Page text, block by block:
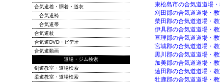
東松島市の合気道道場
刈田郡の合気道道場・
柴田郡の合気道道場・
伊具郡の合気道道場・
亘理郡の合気道道場・
宮城郡の合気道道場・
黒川郡の合気道道場・
加美郡の合気道道場・
遠田郡の合気道道場・
牡鹿郡の合気道道場・
合気道着・胴着・道衣
合気道袴
合気道帯
合気道杖
合気道DVD・ビデオ
合気道動画
道場・ジム検索
剣道教室・道場検索
柔道教室・道場検索